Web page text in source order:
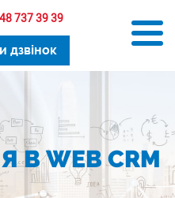
737 39 39
дзвінок
WEB CRM